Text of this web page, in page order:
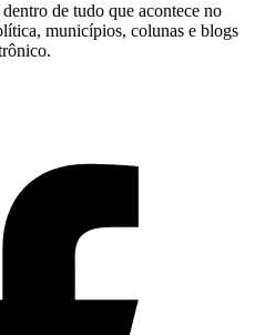
de tudo que acontece no
municípios, colunas e blogs